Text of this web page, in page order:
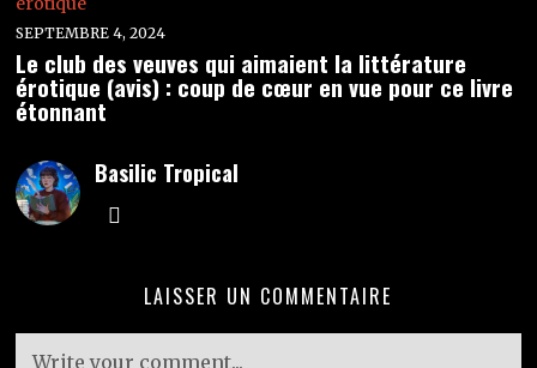
SEPTEMBRE 4, 2024
Le club des veuves qui aimaient la littérature
érotique (avis) : coup de cœur en vue pour ce livre
étonnant
Basilic Tropical
LAISSER UN COMMENTAIRE